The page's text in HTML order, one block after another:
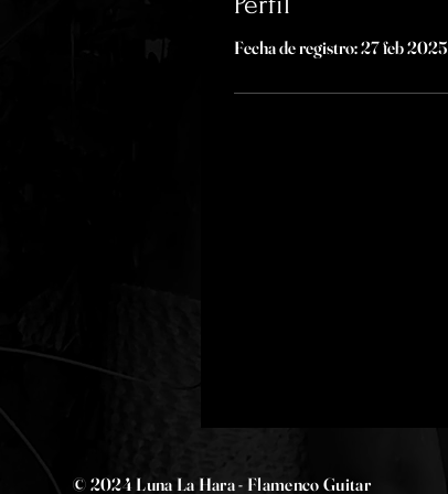
Fecha de registro: 27 feb 2025
© 2024 Luna La Hara - Flamenco Guitar